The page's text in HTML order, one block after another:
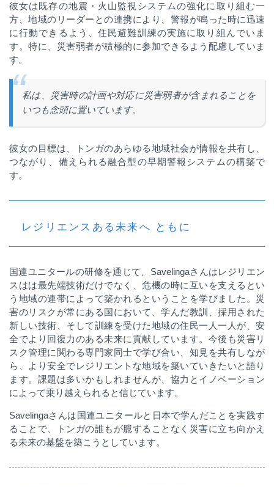
彼女は既存の地震・火山監視システムの強化に取り組む一
方、地域のリーダーとの連携により、警報が鳴った時に迅速
に行動できるよう、住民避難訓練の実施に取り組んでいま
す。特に、災害弱者が積極的に参加できるよう配慮していま
す。
私は、災害時の計画や対応に災害弱者が含まれることを
いつも念頭に置いています。
彼女の目標は、トンガのあらゆる地域社会が情報を共有し、
つながり、備えられる融合型の早期警報システムの構築で
す。
レジリエンスある未来へ ともに
国連ユニタールの研修を通じて、 Savelingaさんはレジリエン
スはは最先端技術だけでなく、危機の時に互いを支えるとい
う地域の連帯によって築かれるということを学びました。災
害のリスクが常にある国において、学んだ教訓、採用された
新しい技術、そして訓練を受けた地域の住民一人一人が、安
全でより回復力のある未来に貢献しています。今後も災害リ
スク管理に関わる専門家同士で学び合い、知見を共有しなが
ら、より安全でレジリエントな地域を築いていきたいと語り
ます。課題は多いかもしれませんが、協力とイノベーション
によって乗り越えられると信じています。
Savelingaさんは国連ユニタールと日本で学んだことを実践す
ることで、トンガの誰もが臆することなく災害に立ち向かえ
る未来の基盤を築こうとしています。